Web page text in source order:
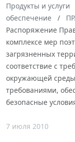
Продукты и услуги
обеспечение
Распоряжение
комплексе мер
загрязненных
соответствие с
окружающей
требованиями,
безопасные
7 июля 2010